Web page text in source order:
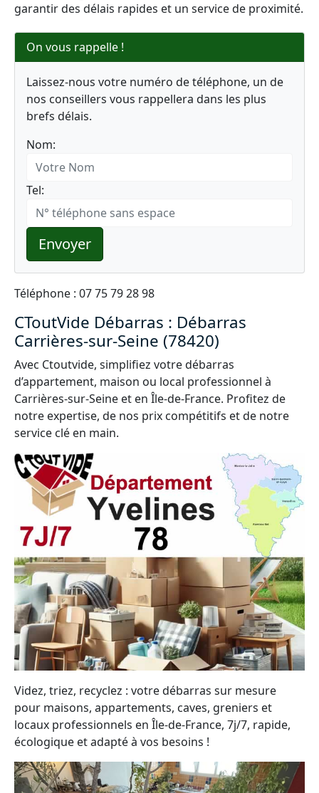
garantir des délais rapides et un service de proximité.
On vous rappelle !
Laissez-nous votre numéro de téléphone, un de
nos conseillers vous rappellera dans les plus
brefs délais.
Nom:
Tel:
Envoyer
Téléphone : 07 75 79 28 98
CToutVide Débarras : Débarras
Carrières-sur-Seine (78420)
Avec Ctoutvide, simplifiez votre débarras
d’appartement, maison ou local professionnel à
Carrières-sur-Seine et en Île-de-France. Profitez de
notre expertise, de nos prix compétitifs et de notre
service clé en main.
Videz, triez, recyclez : votre débarras sur mesure
pour maisons, appartements, caves, greniers et
locaux professionnels en Île-de-France, 7j/7, rapide,
écologique et adapté à vos besoins !